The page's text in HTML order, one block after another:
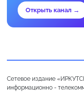
Открыть канал →
Сетевое издание
информационно -